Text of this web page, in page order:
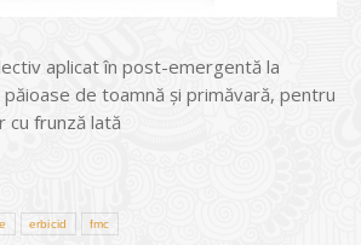
aplicat în post-emergentă la
de toamnă şi primăvară, pentru
cu frunză lată
erbicid fmc